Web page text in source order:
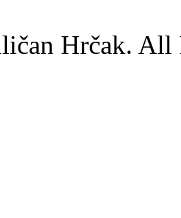
Hrčak. All